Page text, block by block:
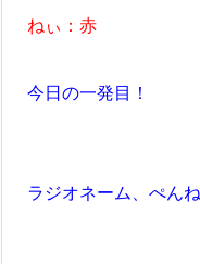
ねぃ：赤
今日の一発目！
ラジオネーム、ぺん